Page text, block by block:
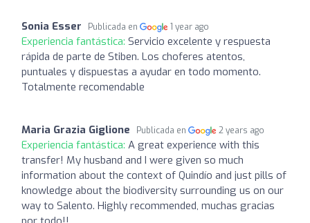
Sonia Esser Publicada en 1 year ago
Experiencia fantástica: Servicio excelente y respuesta
rápida de parte de Stiben. Los choferes atentos,
puntuales y dispuestas a ayudar en todo momento.
Totalmente recomendable
Maria Grazia Giglione Publicada en 2 years ago
Experiencia fantástica: A great experience with this
transfer! My husband and I were given so much
information about the context of Quindío and just pills of
knowledge about the biodiversity surrounding us on our
way to Salento. Highly recommended, muchas gracias